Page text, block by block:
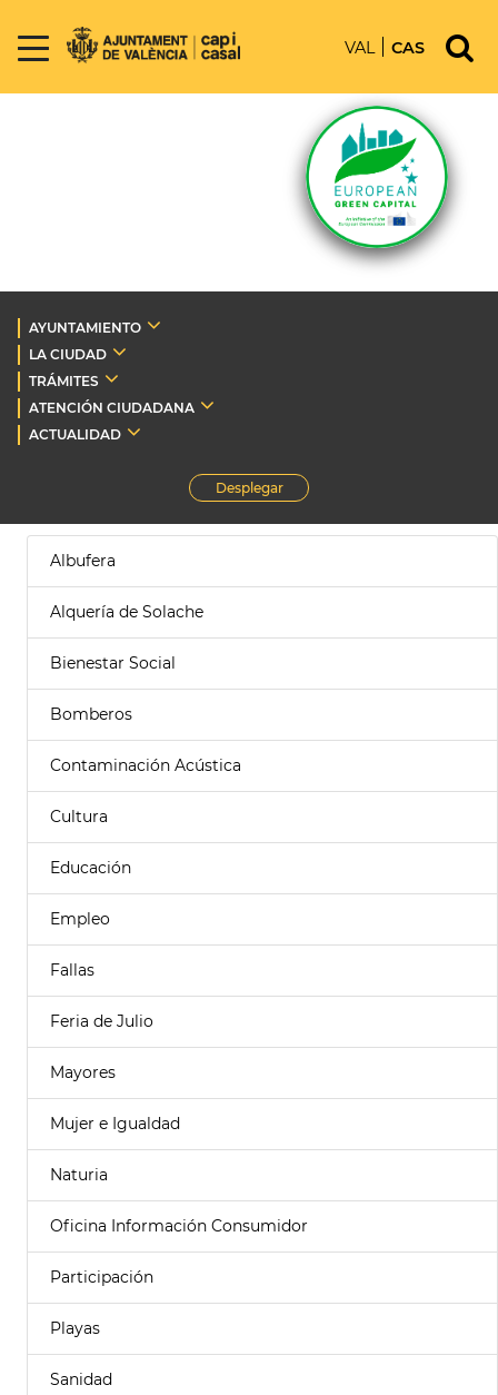
VAL CAS
AYUNTAMIENTO
LA CIUDAD
TRÁMITES
ATENCIÓN CIUDADANA
ACTUALIDAD
Desplegar
Albufera
Alquería de Solache
Bienestar Social
Bomberos
Contaminación Acústica
Cultura
Educación
Empleo
Fallas
Feria de Julio
Mayores
Mujer e Igualdad
Naturia
Oficina Información Consumidor
Participación
Playas
Sanidad